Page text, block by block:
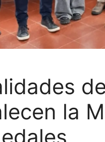
la